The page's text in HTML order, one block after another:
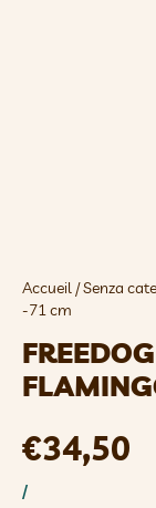
Accueil /Senza
-71 cm
€34,50
/